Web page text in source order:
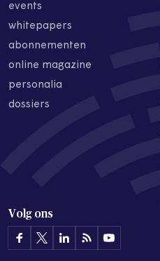
events
whitepapers
abonnementen
online magazine
personalia
dossiers
Volg ons